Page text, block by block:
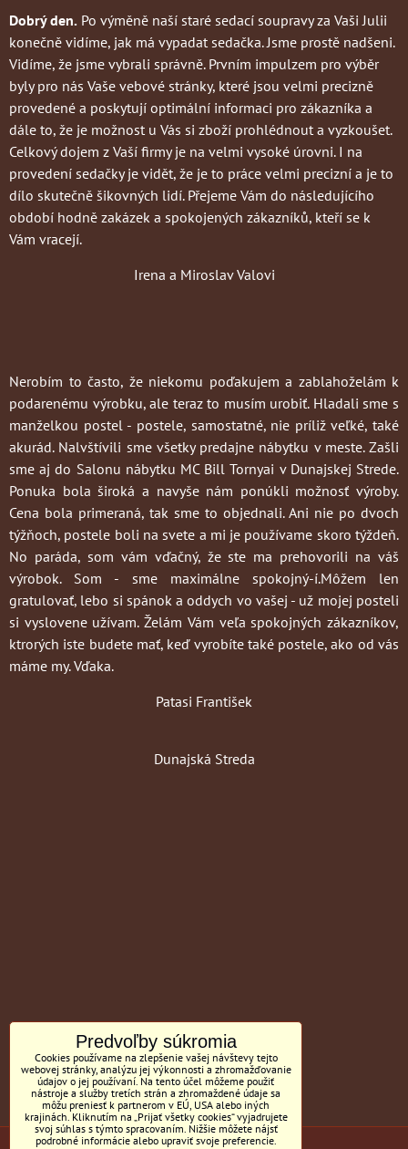
Dobrý den. Po výměně naší staré sedací soupravy za Vaši Julii
konečně vidíme, jak má vypadat sedačka. Jsme prostě nadšeni.
Vidíme, že jsme vybrali správně. Prvním impulzem pro výběr
byly pro nás Vaše vebové stránky, které jsou velmi precizně
provedené a poskytují optimální informaci pro zákazníka a
dále to, že je možnost u Vás si zboží prohlédnout a vyzkoušet.
Celkový dojem z Vaší firmy je na velmi vysoké úrovni. I na
provedení sedačky je vidět, že je to práce velmi precizní a je to
dílo skutečně šikovných lidí. Přejeme Vám do následujícího
období hodně zakázek a spokojených zákazníků, kteří se k
Vám vracejí.
Irena a Miroslav Valovi
Nerobím to často, že niekomu poďakujem a zablahoželám k
podarenému výrobku, ale teraz to musím urobiť. Hladali sme s
manželkou postel - postele, samostatné, nie príliž veľké, také
akurád. Nalvštívili sme všetky predajne nábytku v meste. Zašli
sme aj do Salonu nábytku MC Bill Tornyai v Dunajskej Strede.
Ponuka bola široká a navyše nám ponúkli možnosť výroby.
Cena bola primeraná, tak sme to objednali. Ani nie po dvoch
týžňoch, postele boli na svete a mi je používame skoro týždeň.
No paráda, som vám vďačný, že ste ma prehovorili na váš
výrobok. Som - sme maximálne spokojný-í.Môžem len
gratulovať, lebo si spánok a oddych vo vašej - už mojej posteli
si vyslovene užívam. Želám Vám veľa spokojných zákazníkov,
ktrorých iste budete mať, keď vyrobíte také postele, ako od vás
máme my. Vďaka.
Patasi František
Dunajská Streda
Predvoľby súkromia
Cookies používame na zlepšenie vašej návštevy tejto
webovej stránky, analýzu jej výkonnosti a zhromažďovanie
údajov o jej používaní. Na tento účel môžeme použiť
nástroje a služby tretích strán a zhromaždené údaje sa
môžu preniesť k partnerom v EÚ, USA alebo iných
krajinách. Kliknutím na „Prijať všetky cookies“ vyjadrujete
svoj súhlas s týmto spracovaním. Nižšie môžete nájsť
podrobné informácie alebo upraviť svoje preferencie.